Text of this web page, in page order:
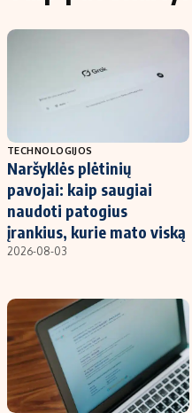
TECHNOLOGIJOS
Naršyklės plėtinių
pavojai: kaip saugiai
naudoti patogius
įrankius, kurie mato viską
2026-08-03